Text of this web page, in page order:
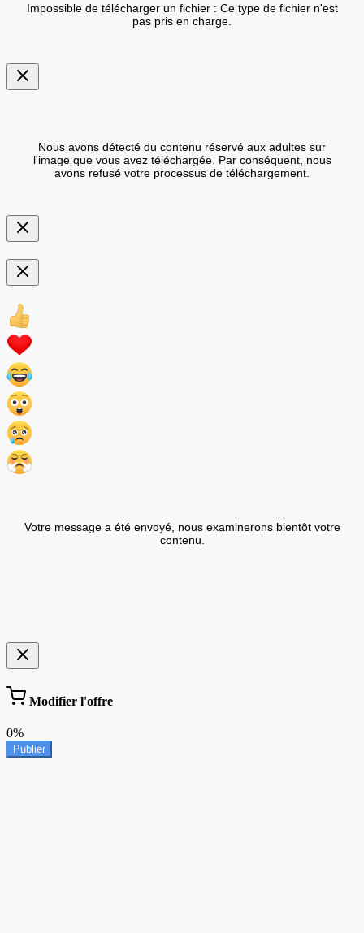
Impossible de télécharger un fichier : Ce type de fichier n'est
pas pris en charge.
Nous avons détecté du contenu réservé aux adultes sur
l'image que vous avez téléchargée. Par conséquent, nous
avons refusé votre processus de téléchargement.
Votre message a été envoyé, nous examinerons bientôt votre
contenu.
Modifier l'offre
0%
Publier